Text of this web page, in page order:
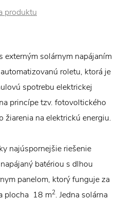
produktu
externým solárnym napájaním
roletu, ktorá je
spotrebu elektrickej
princípe tzv. fotovoltického
žiarenia na elektrickú energiu.
najúspornejšie riešenie
batériou s dlhou
panelom, ktorý funguje za
plocha 18 m2. Jedna solárna